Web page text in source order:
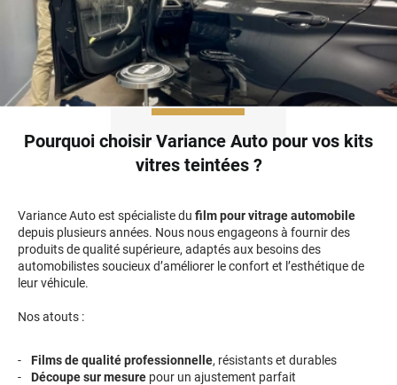
Pourquoi choisir Variance Auto pour vos kits
vitres teintées ?
Variance Auto est spécialiste du film pour vitrage automobile
depuis plusieurs années. Nous nous engageons à fournir des
produits de qualité supérieure, adaptés aux besoins des
automobilistes soucieux d’améliorer le confort et l’esthétique de
leur véhicule.
Nos atouts :
Films de qualité professionnelle, résistants et durables
Découpe sur mesure pour un ajustement parfait